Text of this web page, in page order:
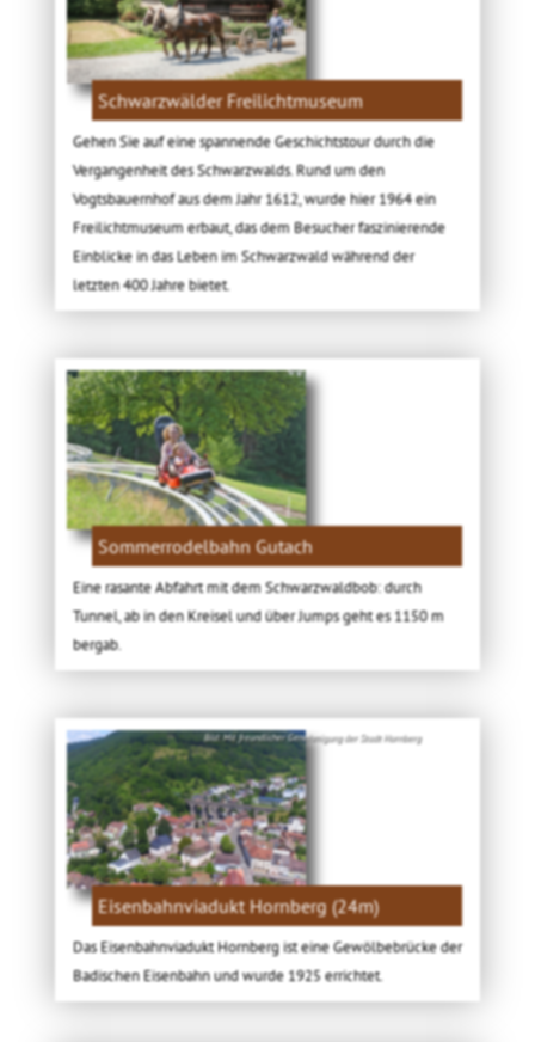
Schwarzwälder Freilichtmuseum
Gehen Sie auf eine spannende Geschichtstour durch die
Vergangenheit des Schwarzwalds. Rund um den
Vogtsbauernhof aus dem Jahr 1612, wurde hier 1964 ein
Freilichtmuseum erbaut, das dem Besucher faszinierende
Einblicke in das Leben im Schwarzwald während der
letzten 400 Jahre bietet.
Sommerrodelbahn Gutach
Eine rasante Abfahrt mit dem Schwarzwaldbob: durch
Tunnel, ab in den Kreisel und über Jumps geht es 1150 m
bergab.
Bild: Mit freundlicher Genehmigung der Stadt Hornberg
Eisenbahnviadukt Hornberg (24m)
Das Eisenbahnviadukt Hornberg ist eine Gewölbebrücke der
Badischen Eisenbahn und wurde 1925 errichtet.